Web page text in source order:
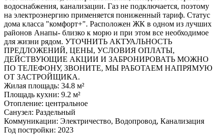
водоснабжения, канализации. Газ не подключается, поэтому
на электроэнергию применяется пониженный тариф. Статус
дома класса "комфорт+". Расположен ЖК в одном из лучших
районов Анапы- близко к морю и при этом все необходимое
для жизни рядом. УТОЧНИТЬ АКТУАЛЬНОСТЬ
ПРЕДЛОЖЕНИЙ, ЦЕНЫ, УСЛОВИЯ ОПЛАТЫ,
ДЕЙСТВУЮЩИЕ АКЦИИ И ЗАБРОНИРОВАТЬ МОЖНО
ПО ТЕЛЕФОНУ, ЗВОНИТЕ, МЫ РАБОТАЕМ НАПРЯМУЮ
ОТ ЗАСТРОЙЩИКА.
Жилая площадь: 34.8 м²
Площадь кухни: 9.2 м²
Отопление: центральное
Санузел: Раздельный
Коммуникации: Электричество, Водопровод, Канализация
Год постройки: 2023